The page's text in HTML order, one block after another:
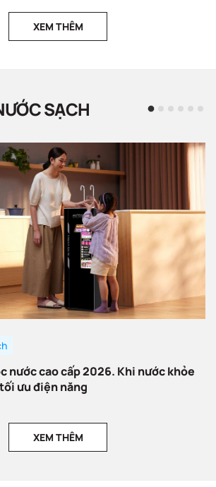
XEM THÊM
SẠCH
nước cao cấp 2026. Khi nước khỏe
ưu điện năng
XEM THÊM